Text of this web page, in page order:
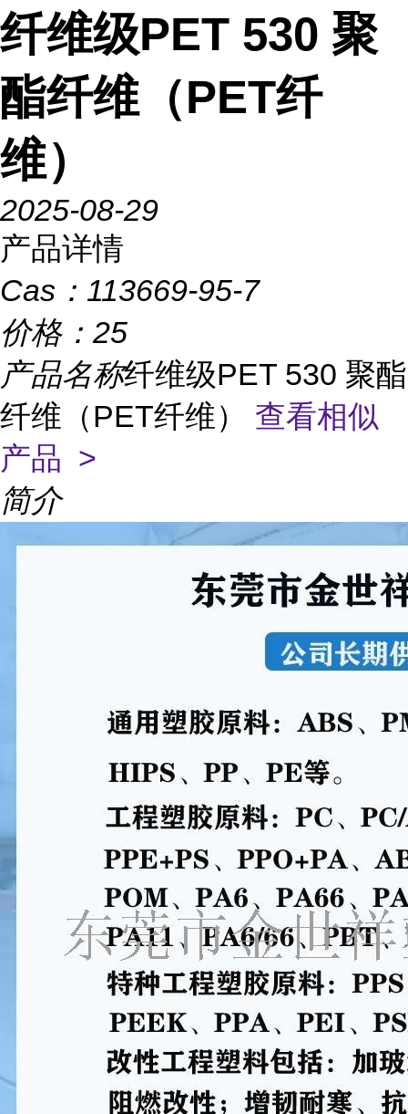
纤维级PET 530 聚
酯纤维（PET纤
维）
2025-08-29
产品详情
Cas： 113669-95-7
价格： 25
产品名称纤维级PET 530 聚酯
纤维（PET纤维） 查看相似
产品 >
简介